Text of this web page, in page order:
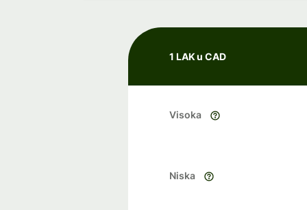
1 LAK u CAD
Visoka
Niska